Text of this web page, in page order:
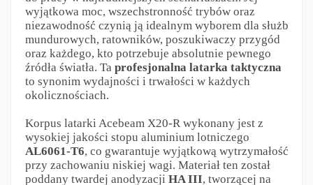
wyjątkowa moc, wszechstronność trybów oraz
niezawodność czynią ją idealnym wyborem dla służb
mundurowych, ratowników, poszukiwaczy przygód
oraz każdego, kto potrzebuje absolutnie pewnego
źródła światła. Ta profesjonalna latarka taktyczna
to synonim wydajności i trwałości w każdych
okolicznościach.
Korpus latarki Acebeam X20-R wykonany jest z
wysokiej jakości stopu aluminium lotniczego
AL6061-T6, co gwarantuje wyjątkową wytrzymałość
przy zachowaniu niskiej wagi. Materiał ten został
poddany twardej anodyzacji HA III, tworzącej na